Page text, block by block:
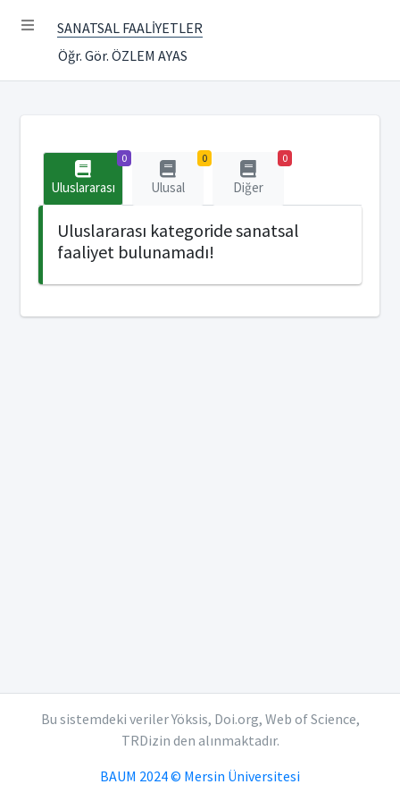
SANATSAL FAALİYETLER
Öğr. Gör. ÖZLEM AYAS
0
Uluslararası
0
Ulusal
0
Diğer
Uluslararası kategoride sanatsal
faaliyet bulunamadı!
Bu sistemdeki veriler Yöksis, Doi.org, Web of Science,
TRDizin den alınmaktadır.
BAUM 2024 © Mersin Üniversitesi